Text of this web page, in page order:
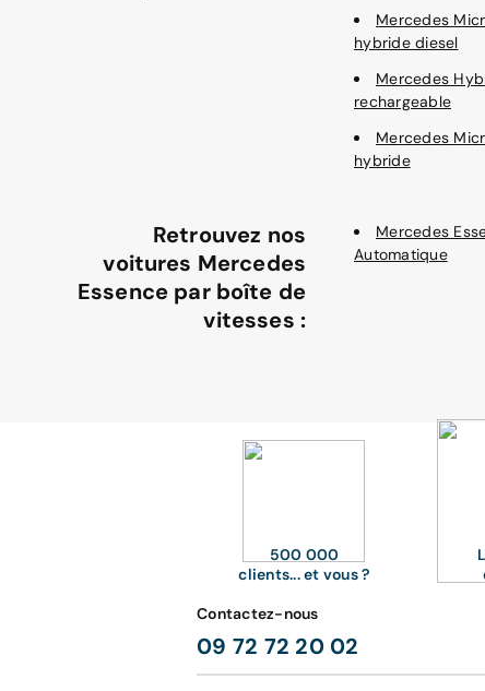
Mercedes
hybride diesel
Mercedes
rechargeable
Mercedes
hybride
Retrouvez nos
voitures Mercedes
Essence par boîte de
vitesses :
Mercedes
Automatique
500 000
clients... et vous ?
Contactez-nous
09 72 72 20 02